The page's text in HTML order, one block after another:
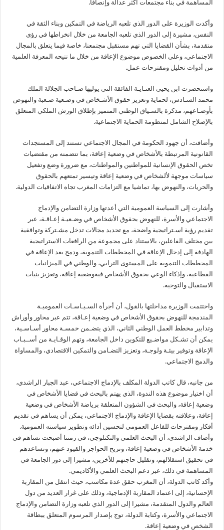
المساهمة في بناء مجتمعات أكثر عدالة وإنصافا.
وأكدت الوزيرة على الدور الذي تلعبه الرياضة في التمكين وبناء الثقة في
النفس، مشيرة إلى الدور الذي تلعبه الجامعة من خلال انخراطها في رؤى
متقدمة، بشأن القضايا التي تهم مستقبل مجتمعنا، خاصة فيما يتعلق بالمجال
الاجتماعي، وعلى الخصوص موضوع الإعاقة من خلال ما تتيحه المعرفة العلمية
من أدوات تحليل ومقترحات عمل.
واستحضرت ابن يحيى العنـايـة الفائقة التي يوليها صـاحب الجلالة الملك
محمد السـادس، لحماية وتعزيز حقوق الأشـخاص في وضـعية صـعبة والنهوض
بأوضـاعهم، مذكرة بالسـياق الوطني المتميز بإطلاق الورش الملكي المتعلق
بالإصلاح الشامل لمنظومة الحماية الاجتماعية.
وأضافت، أن جهود الحكومة في المجال الاجتماعي تستند إلى المستجدات
القانونية المرتبطة بالأشخاص في وضعية إعاقة، بما تتضمنه من مقتضيات
تخص الحقوق الإنسانية للمواطنين والمواطنات، مع ضرورة وضع وتفعيل
سياسات موجهة لألشخاص في وضعية إعاقة وتيسير تمتعهم بالحقوق
والحريات، والنهوض بها، تماشيا مع التزامات المغرب تجاه الاتفاقيات الدولية.
وأشارت إلى السياسة العمومية التي أعدتها وزارة التضامن والإدماج
الاجتماعي والأسرة، للنهوض بحقوق الأشخاص في وضـعيـة إعـاقـة، عبر
تقديم رؤية اسـتراتيجية واضحة، مع تحديد مجالات تدخل مشـتركة وتوافقية
بين مختلف الفاعلين، بالاستناد على مجموعة من الرافعات الاستراتيجية
الهادفة إلى إدخال الإعاقة في المخططات التنموية، ودمج بعد الإعاقة في
المخططات التنموية على المستوى الترابي، والوطني في الميزانيات
القطاعية، وإذكاء الوعي بحقوق الأشخاص فيةوضعية إعاقة، وتعزيز بنيات
الاستقبال والتوجيه.
واختتمت الوزيرة مداخلتها بالقول، أن أجرأة السـيـاسـات العموميـة
المندمجة للنهوض بحقوق الأشخاص في وضعية إعـاقة، تتم عبر محاور وأوراش
وتدابير مخطط العمل الوطني الثاني، الذي يتضـمن خمسـة محاور أسـاسـية،
يمكن أن تشـكل مواضـيع للتكوين داخل الجامعة، وتهم الوقـايـة من أســبـاب
الإعاقة وتوفير بيئـة ولوجـة، وتعزيز التضـامن والتمكين الاقتصادي، والمساواة
والدمج الاجتماعي.
من جانبه، قال كاتب الدولة المكلف بالإدماج الاجتماعي، عبد الجبار الراشدي،
أن اختيار موضوع هذه الندوة، الذي يهتم بالبحث في قضايا الأشخاص في
وضعية إعاقة، والبحث في الشؤون المتعلقة برياضة الأشخاص في وضعية
إعاقة، وعلاقته بقضايا الإعاقة والإدماج الاجتماعي، يمكن أن يساهم في تقديم
أفكار ومقترحات للفاعل العمومي لتحسين أدائه وتطوير سياسته العمومية.
وأضاف الراشدي، أن البحث العلمي والتكنلوجي، في زمننا أصبحت تساهم في
خدمة الأشخاص في وضعية إعاقة، وتزيح الحواجز والقيود عنهم، وتساعدهم
في تحقيق استقلالهم، وتقليل حاجتهم للأخرين، مشيرا إلى دور الجامعة في
المساهمة في ذلك، عبر دعم البحث العلمي والأكاديمي.
وأكد كاتب الدولة، أن المغرب حقق عدة مكاسب، حيث انتقل من المقاربة
الإحسانية، إلى اعتماد المقاربة الإدماجية، وذلك على غرار العديد من دول
العالم والدول المتقدمة، مشيرا إلى الدور الذي تلعبه وزارة التضامن والإدماج
الاجتماعي والأسرة، وكتابة الدولة، توج بإصدار المرسوم المتعلق ببطاقة
الشخص في وضعية إعاقة.